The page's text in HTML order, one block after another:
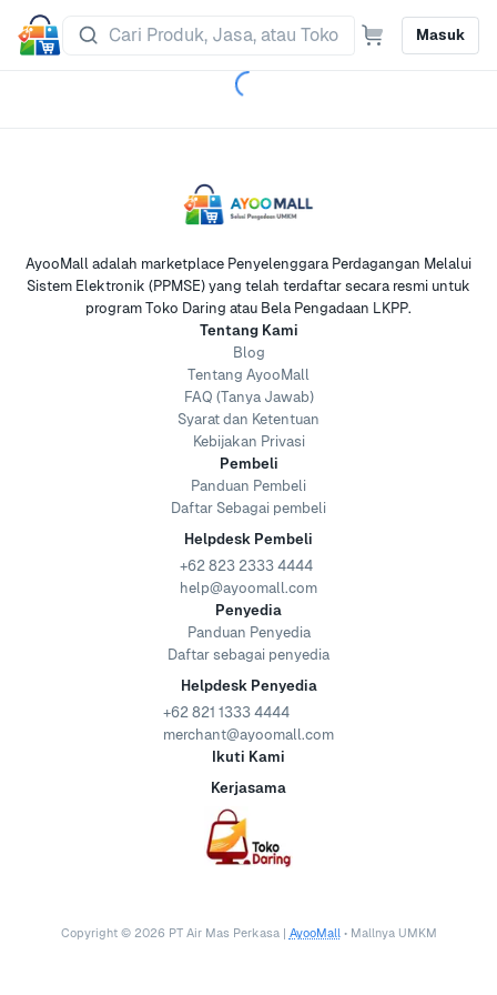
Masuk
AyooMall adalah marketplace Penyelenggara Perdagangan Melalui
Sistem Elektronik (PPMSE) yang telah terdaftar secara resmi untuk
program Toko Daring atau Bela Pengadaan LKPP.
Tentang Kami
Blog
Tentang AyooMall
FAQ (Tanya Jawab)
Syarat dan Ketentuan
Kebijakan Privasi
Pembeli
Panduan Pembeli
Daftar Sebagai pembeli
Helpdesk Pembeli
+62 823 2333 4444
help@ayoomall.com
Penyedia
Panduan Penyedia
Daftar sebagai penyedia
Helpdesk Penyedia
+62 821 1333 4444
merchant@ayoomall.com
Ikuti Kami
Kerjasama
Copyright © 2026 PT Air Mas Perkasa | AyooMall • Mallnya UMKM